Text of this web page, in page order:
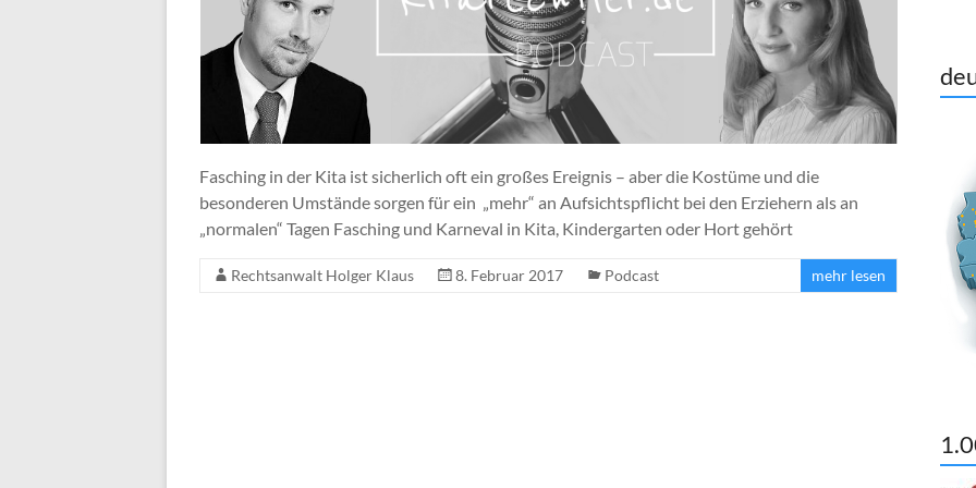
Fasching in der Kita ist sicherlich oft ein großes Ereignis – aber die Kostüme und die
besonderen Umstände sorgen für ein „mehr“ an Aufsichtspflicht bei den Erziehern als an
„normalen“ Tagen Fasching und Karneval in Kita, Kindergarten oder Hort gehört
Rechtsanwalt Holger Klaus 8. Februar 2017 Podcast mehr lesen